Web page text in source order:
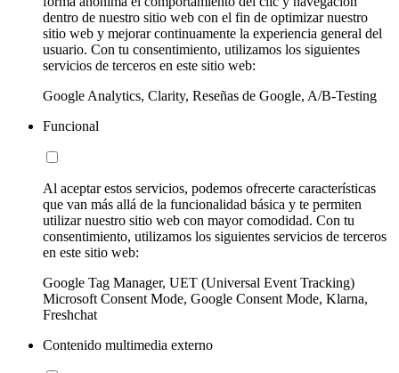
dentro de nuestro sitio web con el fin de optimizar nuestro
sitio web y mejorar continuamente la experiencia general del
usuario. Con tu consentimiento, utilizamos los siguientes
servicios de terceros en este sitio web:
Google Analytics, Clarity, Reseñas de Google, A/B-Testing
Funcional
Al aceptar estos servicios, podemos ofrecerte características
que van más allá de la funcionalidad básica y te permiten
utilizar nuestro sitio web con mayor comodidad. Con tu
consentimiento, utilizamos los siguientes servicios de terceros
en este sitio web:
Google Tag Manager, UET (Universal Event Tracking)
Microsoft Consent Mode, Google Consent Mode, Klarna,
Freshchat
Contenido multimedia externo